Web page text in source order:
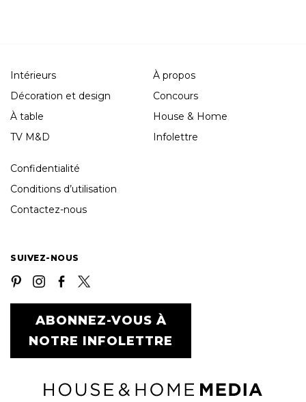
Intérieurs
Décoration et design
À table
TV M&D
À propos
Concours
House & Home
Infolettre
Confidentialité
Conditions d’utilisation
Contactez-nous
SUIVEZ-NOUS
ABONNEZ-VOUS À
NOTRE INFOLETTRE